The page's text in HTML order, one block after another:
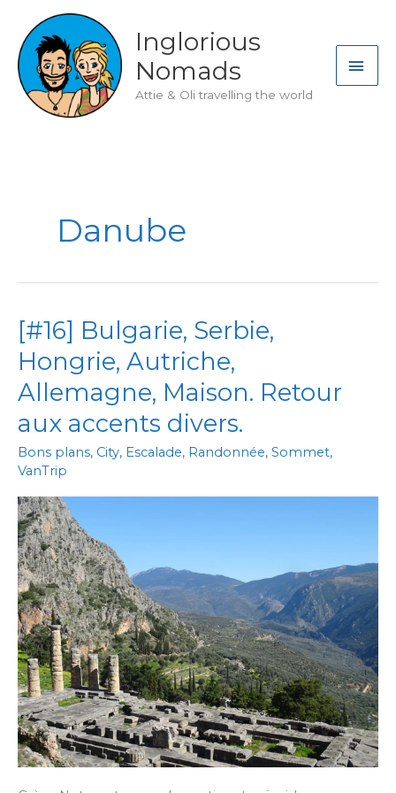
content
Inglorious
Nomads
Attie & Oli travelling the world
Danube
[#16] Bulgarie, Serbie,
Hongrie, Autriche,
Allemagne, Maison. Retour
aux accents divers.
Bons plans, City, Escalade, Randonnée, Sommet,
VanTrip